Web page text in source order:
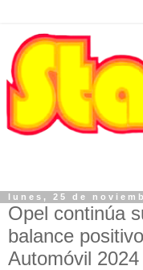
lunes, 25 de
Opel continúa
balance
Automóvil 2024